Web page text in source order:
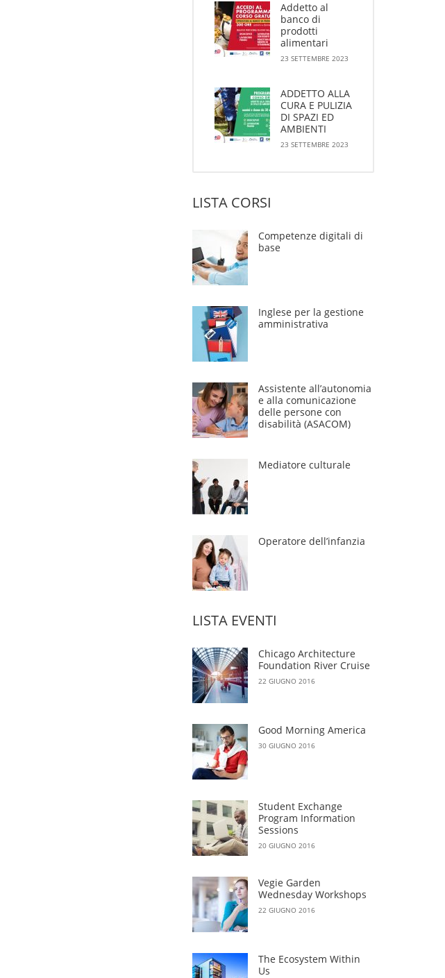
Addetto al
banco di
prodotti
alimentari
23 SETTEMBRE 2023
ADDETTO ALLA
CURA E PULIZIA
DI SPAZI ED
AMBIENTI
23 SETTEMBRE 2023
LISTA CORSI
Competenze digitali di
base
Inglese per la gestione
amministrativa
Assistente all’autonomia
e alla comunicazione
delle persone con
disabilità (ASACOM)
Mediatore culturale
Operatore dell’infanzia
LISTA EVENTI
Chicago Architecture
Foundation River Cruise
22 GIUGNO 2016
Good Morning America
30 GIUGNO 2016
Student Exchange
Program Information
Sessions
20 GIUGNO 2016
Vegie Garden
Wednesday Workshops
22 GIUGNO 2016
The Ecosystem Within
Us